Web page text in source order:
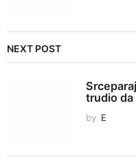
iNEXT POST
trudio da
by E